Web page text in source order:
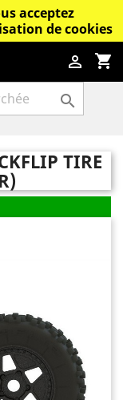
acceptez
de cookies
shopping_cart


TIRE